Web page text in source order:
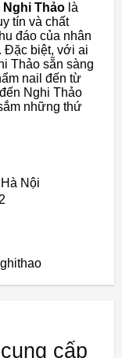
Nghi Thảo là
tín và chất
đáo của nhân
Đặc biệt, với ai
Thảo sẵn sàng
nail đến từ
Nghi Thảo
những thứ
Nội
cấp